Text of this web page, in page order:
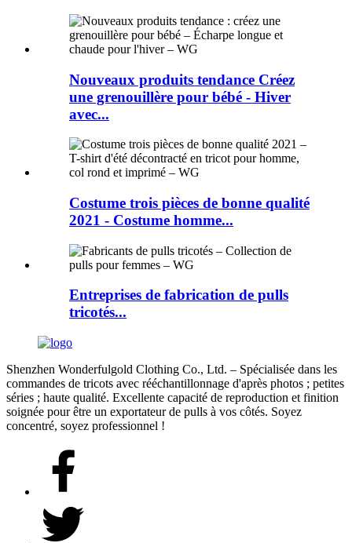
Nouveaux produits tendance Créez
une grenouillère pour bébé - Hiver
avec...
Costume trois pièces de bonne qualité
2021 - Costume homme...
Entreprises de fabrication de pulls
tricotés...
Shenzhen Wonderfulgold Clothing Co., Ltd. – Spécialisée dans les
commandes de tricots avec rééchantillonnage d'après photos ; petites
séries ; haute qualité. Excellente capacité de reproduction et finition
soignée pour être un exportateur de pulls à vos côtés. Soyez
concentré, soyez professionnel !